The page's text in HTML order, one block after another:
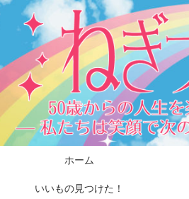
ホーム
いいもの見つけた！